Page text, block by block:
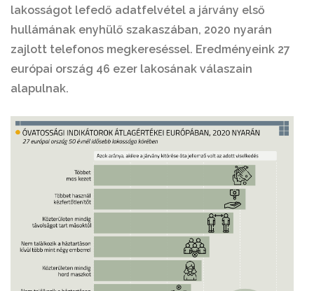
lakosságot lefedő adatfelvétel a járvány első
hullámának enyhülő szakaszában, 2020 nyarán
zajlott telefonos megkereséssel. Eredményeink 27
európai ország 46 ezer lakosának válaszain
alapulnak.